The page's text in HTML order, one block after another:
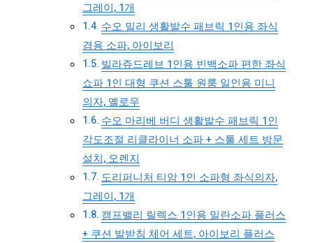
그레이, 1개
수오 밀리 생활발수 패브릭 1인용 좌식
겸용 소파, 아이보리
빌라쥬드레브 1인용 빈백소파 편한 좌식
쇼파 1인 대형 쿠션 스툴 원룸 일인용 미니
의자, 옐로우
수오 마리베 버디 생활발수 패브릭 1인
각도조절 리클라이너 소파 + 스툴 세트 방문
설치, 오렌지
도리퍼니처 티암 1인 소파형 좌식의자,
그레이, 1개
캠프밸리 릴렉스 1인용 밀란소파 플러스
+ 쿠션 발받침 체어 세트, 아이보리 플러스